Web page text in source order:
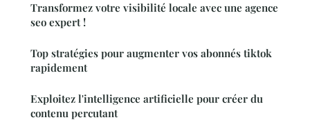
Transformez votre visibilité locale avec une agence
seo expert !
Top stratégies pour augmenter vos abonnés tiktok
rapidement
Exploitez l'intelligence artificielle pour créer du
contenu percutant